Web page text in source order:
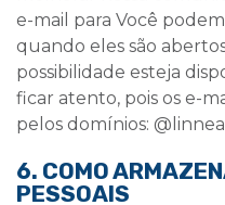
e-mail para Você
quando eles são
possibilidade esteja
ficar atento, pois os e-
pelos domínios:
6. COMO
PESSOAIS